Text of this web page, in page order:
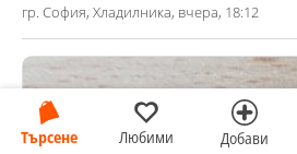
Търсене Любими Добави
гр. София, Хладилника, вчера, 18:12